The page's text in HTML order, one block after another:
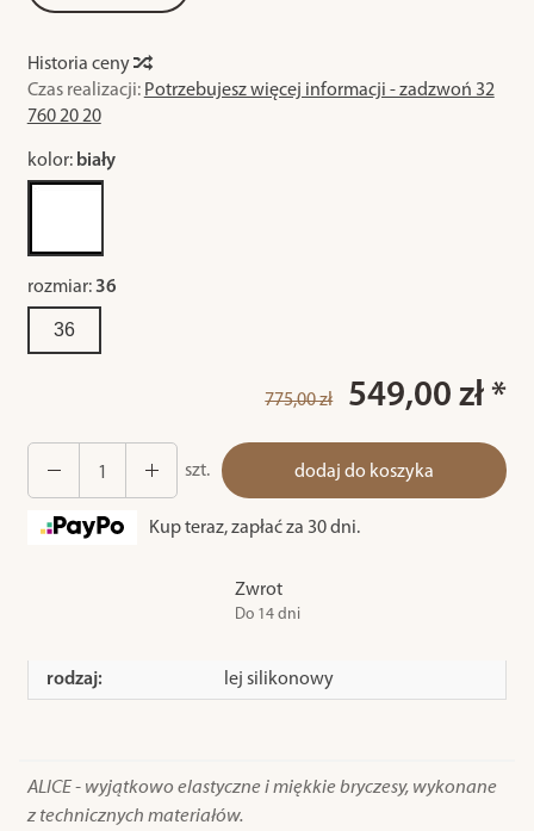
Historia ceny
Czas realizacji: Potrzebujesz więcej informacji - zadzwoń 32
760 20 20
kolor: biały
rozmiar:36
36
775,00 zł 549,00 zł *
szt. dodaj do koszyka
Kup teraz, zapłać za 30 dni.
Zwrot
Do 14 dni
rodzaj: lej silikonowy
ALICE - wyjątkowo elastyczne i miękkie bryczesy, wykonane
z technicznych materiałów.